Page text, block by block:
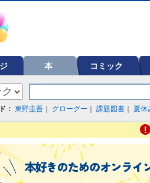
本 コミック
： 東野圭吾 グローグー 課題図書 夏休